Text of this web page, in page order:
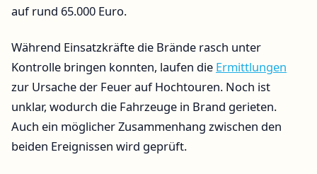
auf rund 65.000 Euro.
Während Einsatzkräfte die Brände rasch unter
Kontrolle bringen konnten, laufen die Ermittlungen
zur Ursache der Feuer auf Hochtouren. Noch ist
unklar, wodurch die Fahrzeuge in Brand gerieten.
Auch ein möglicher Zusammenhang zwischen den
beiden Ereignissen wird geprüft.